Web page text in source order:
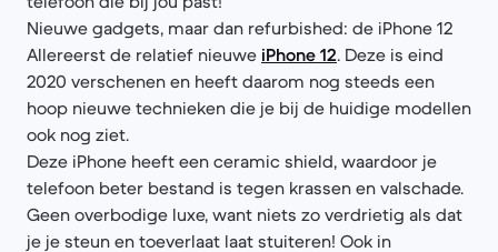
Nieuwe gadgets, maar dan refurbished: de iPhone 12
Allereerst de relatief nieuwe iPhone 12. Deze is eind
2020 verschenen en heeft daarom nog steeds een
hoop nieuwe technieken die je bij de huidige modellen
ook nog ziet.
Deze iPhone heeft een ceramic shield, waardoor je
telefoon beter bestand is tegen krassen en valschade.
Geen overbodige luxe, want niets zo verdrietig als dat
je je steun en toeverlaat laat stuiteren! Ook in